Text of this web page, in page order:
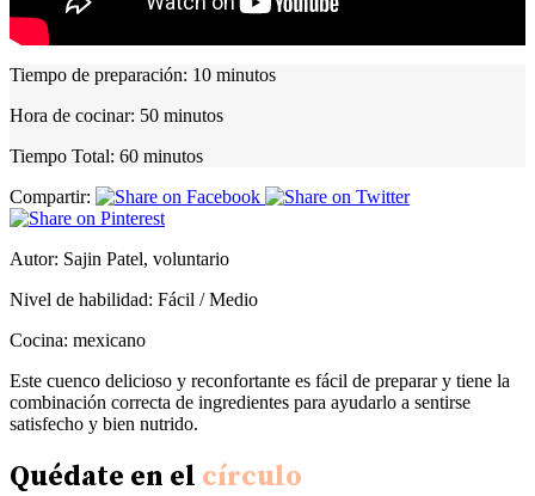
Tiempo de preparación: 10 minutos
Hora de cocinar: 50 minutos
Tiempo Total: 60 minutos
Compartir:
Autor: Sajin Patel, voluntario
Nivel de habilidad: Fácil / Medio
Cocina: mexicano
Este cuenco delicioso y reconfortante es fácil de preparar y tiene la
combinación correcta de ingredientes para ayudarlo a sentirse
satisfecho y bien nutrido.
Quédate en el círculo